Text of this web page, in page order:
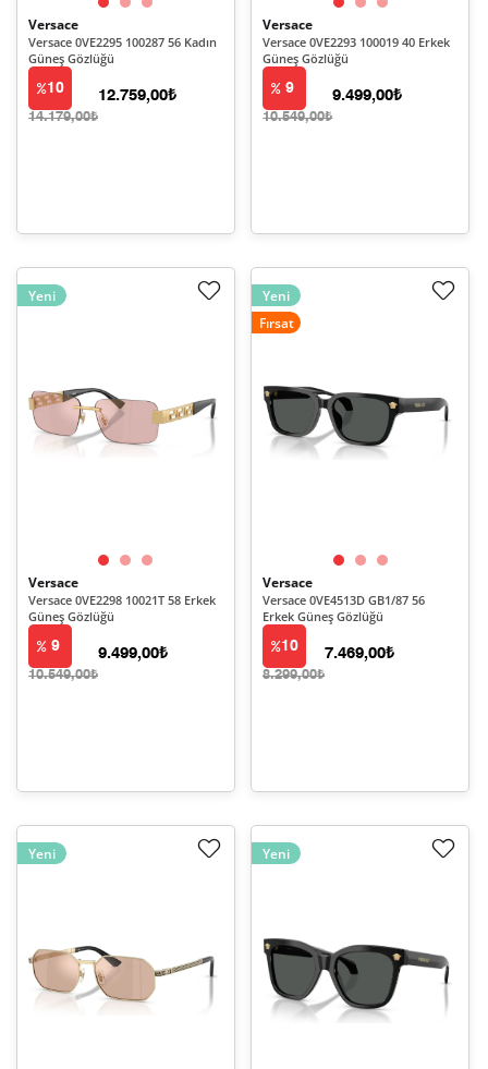
Versace
Versace 0VE2295 100287 56 Kadın
Güneş Gözlüğü
10
14.179,00₺
12.759,00₺
Versace
Versace 0VE2293 100019 40 Erkek
Güneş Gözlüğü
9
10.549,00₺
9.499,00₺
Yeni
Versace
Versace 0VE2298 10021T 58 Erkek
Güneş Gözlüğü
9
10.549,00₺
9.499,00₺
Yeni
Fırsat
Versace
Versace 0VE4513D GB1/87 56
Erkek Güneş Gözlüğü
10
8.299,00₺
7.469,00₺
Yeni Yeni